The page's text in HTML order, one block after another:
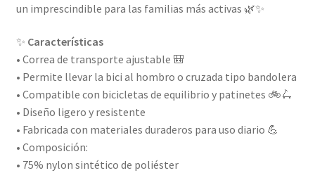
un imprescindible para las familias más activas 🌿✨
✨ Características
• Correa de transporte ajustable 🎒
• Permite llevar la bici al hombro o cruzada tipo bandolera
• Compatible con bicicletas de equilibrio y patinetes 🚲🛴
• Diseño ligero y resistente
• Fabricada con materiales duraderos para uso diario 💪
• Composición:
• 75% nylon sintético de poliéster